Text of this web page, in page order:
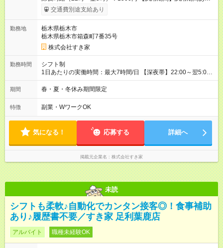
試用期間の長さ：1ヶ月 雇用形態、給与は本採用時と同じです。
試用期間の実態は30日（※条件変更なし）ですが、切り上げで
同時給）
交通費別途支給あり
勤務地
栃木県栃木市
栃木県栃木市箱森町7番35号
株式会社すき家
勤務時間
シフト制
1日あたりの実働時間：最大7時間/日 【深夜帯】22:00～翌5:00
週2日～・1日2h～OK◎ ※22:00から翌5:00までは18歳以上の方
のみ勤務可能です（18歳未満の深夜業務禁止のため） ★深夜で
す。 必ず、2名以上での勤務を行いますので、安心して働けま
す。
期間 春・夏・冬休み期間限定
特徴 副業・WワークOK
気になる！ 応募する 詳細へ
掲載元企業名 株式会社すき家
未読
シフトも柔軟♪自動化でカンタン接客◎！食事補助
あり♪履歴書不要／すき家 足利葉鹿店
アルバイト 職種未経験OK